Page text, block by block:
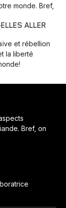
monde. Bref,
ALLER
et rébellion
la liberté
Bref, on